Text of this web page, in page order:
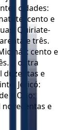
cidades:
cento e
Quiriate-
e três.
cento e
A outra
duzentas e
Jericó:
e Ono:
novecentas e